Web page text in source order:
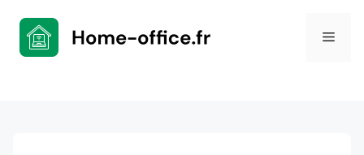
contenu